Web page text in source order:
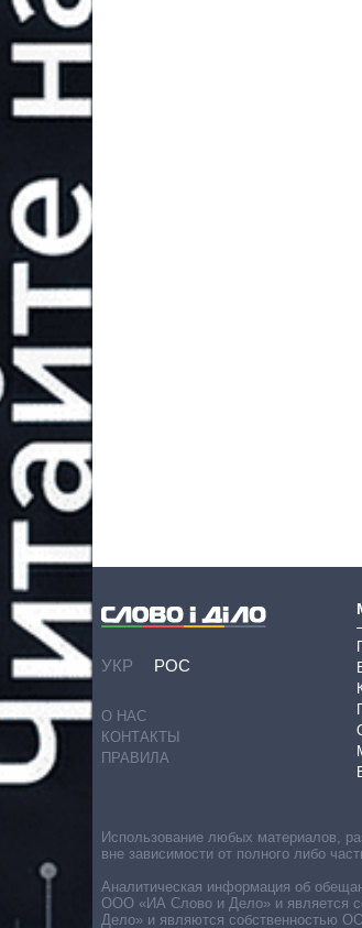
УКР РОС
О НАС
КОНТАКТЫ
ПРАВИЛА
Использование любых материалов,
вне зависимости от полного либо
Аналитическая информация об
ООО «ИА Слово и Дело» и является
Дело» и являются собственностью